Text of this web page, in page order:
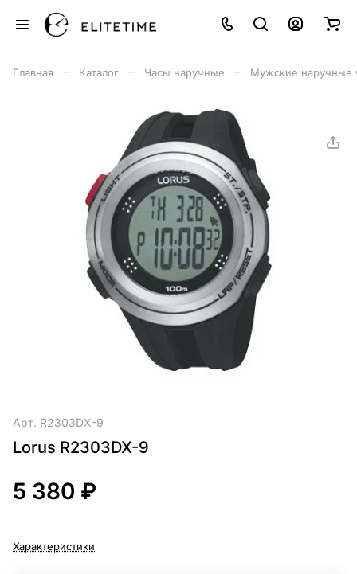
Главная Каталог Часы наручные Мужские наручные
Арт. R2303DX-9
Lorus R2303DX-9
5 380 ₽
Характеристики